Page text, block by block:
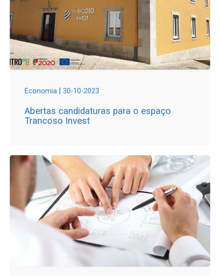
Economia | 30-10-2023
Abertas candidaturas para o espaço
Trancoso Invest